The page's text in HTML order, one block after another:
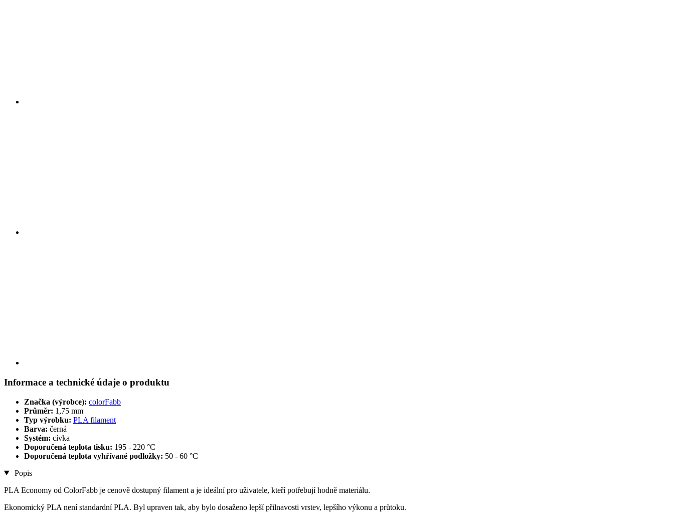
Informace a technické údaje o produktu
Značka (výrobce): colorFabb
Průměr: 1,75 mm
Typ výrobku: PLA filament
Barva: černá
Systém: cívka
Doporučená teplota tisku: 195 - 220 °C
Doporučená teplota vyhřívané podložky: 50 - 60 °C
Popis
PLA Economy od ColorFabb je cenově dostupný filament a je ideální pro uživatele, kteří potřebují hodně materiálu.
Ekonomický PLA není standardní PLA. Byl upraven tak, aby bylo dosaženo lepší přilnavosti vrstev, lepšího výkonu a průtoku.